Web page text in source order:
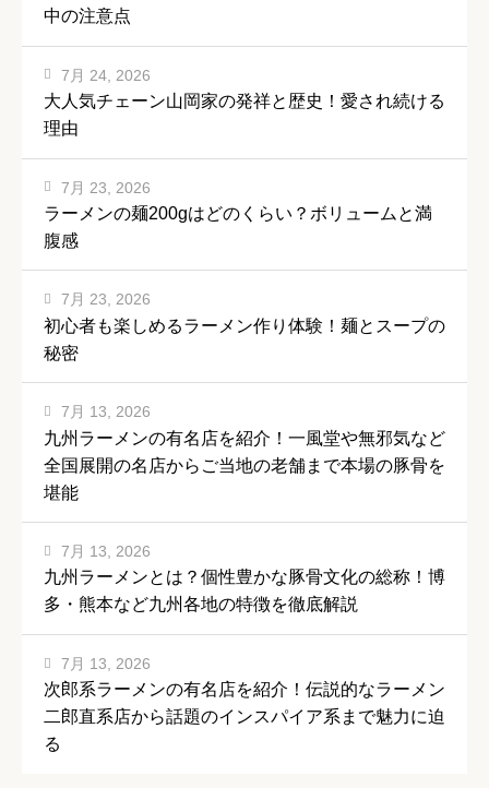
中の注意点
大人気チェーン山岡家の発祥と歴史！愛され続ける
理由
7月 24, 2026
ラーメンの麺200gはどのくらい？ボリュームと満
腹感
7月 23, 2026
初心者も楽しめるラーメン作り体験！麺とスープの
秘密
7月 23, 2026
九州ラーメンの有名店を紹介！一風堂や無邪気など
全国展開の名店からご当地の老舗まで本場の豚骨を
堪能
7月 13, 2026
九州ラーメンとは？個性豊かな豚骨文化の総称！博
多・熊本など九州各地の特徴を徹底解説
7月 13, 2026
次郎系ラーメンの有名店を紹介！伝説的なラーメン
二郎直系店から話題のインスパイア系まで魅力に迫
る
7月 13, 2026